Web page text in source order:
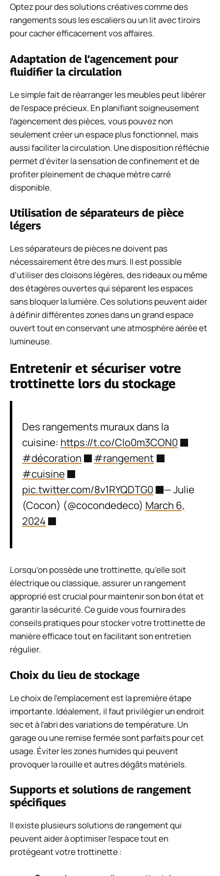
Optez pour des solutions créatives comme des
rangements sous les escaliers ou un lit avec tiroirs
pour cacher efficacement vos affaires.
Adaptation de l’agencement pour
fluidifier la circulation
Le simple fait de réarranger les meubles peut libérer
de l’espace précieux. En planifiant soigneusement
l’agencement des pièces, vous pouvez non
seulement créer un espace plus fonctionnel, mais
aussi faciliter la circulation. Une disposition réfléchie
permet d’éviter la sensation de confinement et de
profiter pleinement de chaque mètre carré
disponible.
Utilisation de séparateurs de pièce
légers
Les séparateurs de pièces ne doivent pas
nécessairement être des murs. Il est possible
d’utiliser des cloisons légères, des rideaux ou même
des étagères ouvertes qui séparent les espaces
sans bloquer la lumière. Ces solutions peuvent aider
à définir différentes zones dans un grand espace
ouvert tout en conservant une atmosphère aérée et
lumineuse.
Entretenir et sécuriser votre
trottinette lors du stockage
Des rangements muraux dans la
cuisine: https://t.co/Clo0m3CON0
#décoration
#rangement
#cuisine
pic.twitter.com/8v1RYQDTG0
— Julie
(Cocon) (@cocondedeco) March 6,
2024
Lorsqu’on possède une trottinette, qu’elle soit
électrique ou classique, assurer un rangement
approprié est crucial pour maintenir son bon état et
garantir la sécurité. Ce guide vous fournira des
conseils pratiques pour stocker votre trottinette de
manière efficace tout en facilitant son entretien
régulier.
Choix du lieu de stockage
Le choix de l’emplacement est la première étape
importante. Idéalement, il faut privilégier un endroit
sec et à l’abri des variations de température. Un
garage ou une remise fermée sont parfaits pour cet
usage. Éviter les zones humides qui peuvent
provoquer la rouille et autres dégâts matériels.
Supports et solutions de rangement
spécifiques
Il existe plusieurs solutions de rangement qui
peuvent aider à optimiser l’espace tout en
protégeant votre trottinette :